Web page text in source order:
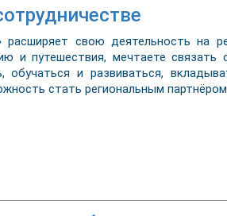
расширяет свою деятельность на
и путешествия, мечтаете
обучаться и развиваться,
стать региональным